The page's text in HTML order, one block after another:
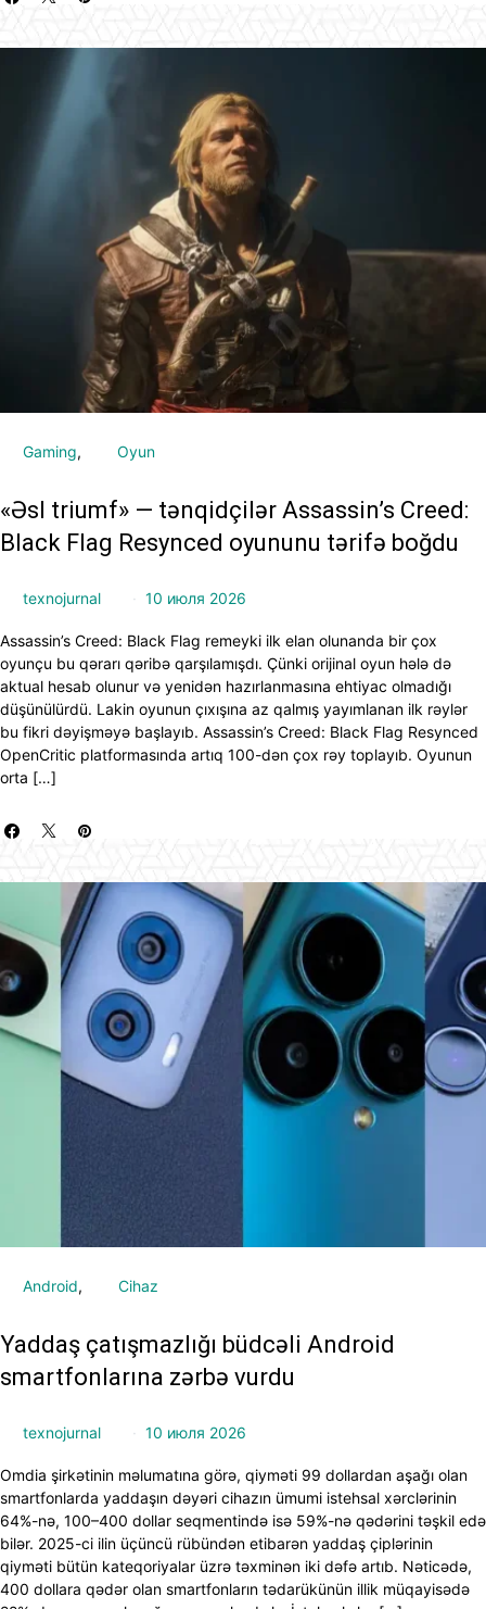
Gaming Oyun
«Əsl triumf» — tənqidçilər Assassin’s Creed:
Black Flag Resynced oyununu tərifə boğdu
texnojurnal 10 июля 2026
Assassin’s Creed: Black Flag remeyki ilk elan olunanda bir çox
oyunçu bu qərarı qəribə qarşılamışdı. Çünki orijinal oyun hələ də
aktual hesab olunur və yenidən hazırlanmasına ehtiyac olmadığı
düşünülürdü. Lakin oyunun çıxışına az qalmış yayımlanan ilk rəylər
bu fikri dəyişməyə başlayıb. Assassin’s Creed: Black Flag Resynced
OpenCritic platformasında artıq 100-dən çox rəy toplayıb. Oyunun
orta […]
Android Cihaz
Yaddaş çatışmazlığı büdcəli Android
smartfonlarına zərbə vurdu
texnojurnal 10 июля 2026
Omdia şirkətinin məlumatına görə, qiyməti 99 dollardan aşağı olan
smartfonlarda yaddaşın dəyəri cihazın ümumi istehsal xərclərinin
64%-nə, 100–400 dollar seqmentində isə 59%-nə qədərini təşkil edə
bilər. 2025-ci ilin üçüncü rübündən etibarən yaddaş çiplərinin
qiyməti bütün kateqoriyalar üzrə təxminən iki dəfə artıb. Nəticədə,
400 dollara qədər olan smartfonların tədarükünün illik müqayisədə